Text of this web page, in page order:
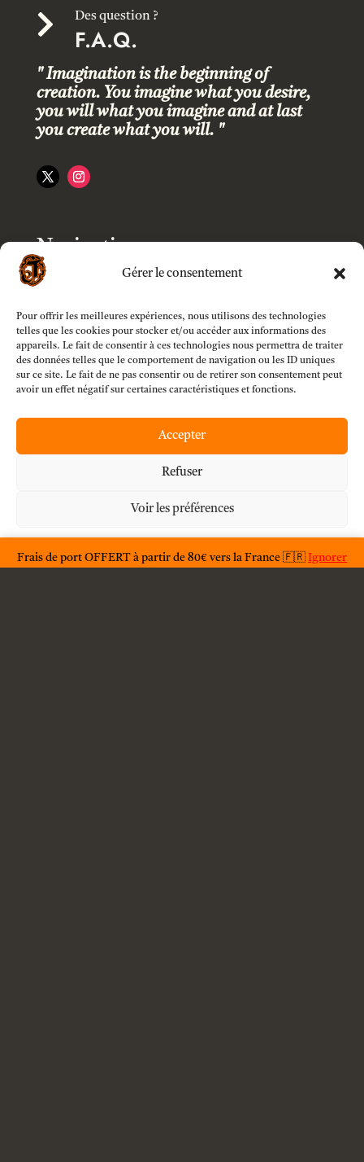
Gérer le consentement
Pour offrir les meilleures expériences, nous utilisons des technologies
telles que les cookies pour stocker et/ou accéder aux informations des
appareils. Le fait de consentir à ces technologies nous permettra de traiter
des données telles que le comportement de navigation ou les ID uniques
sur ce site. Le fait de ne pas consentir ou de retirer son consentement peut
avoir un effet négatif sur certaines caractéristiques et fonctions.
Accepter
Refuser
Voir les préférences
Frais de port OFFERT à partir de 80€ vers la France 🇫🇷 Ignorer
 Des question ?
F.A.Q.
" Imagination is the beginning of
creation. You imagine what you desire,
you will what you imagine and at last
you create what you will. "
Navigation
Accueil
Boutique
Modèles
À propos